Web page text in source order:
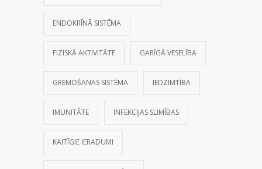
ENDOKRĪNĀ SISTĒMA
FIZISKĀ AKTIVITĀTE GARĪGĀ VESELĪBA
GREMOŠANAS SISTĒMA IEDZIMTĪBA
IMUNITĀTE INFEKCIJAS SLIMĪBAS
KAITĪGIE IERADUMI